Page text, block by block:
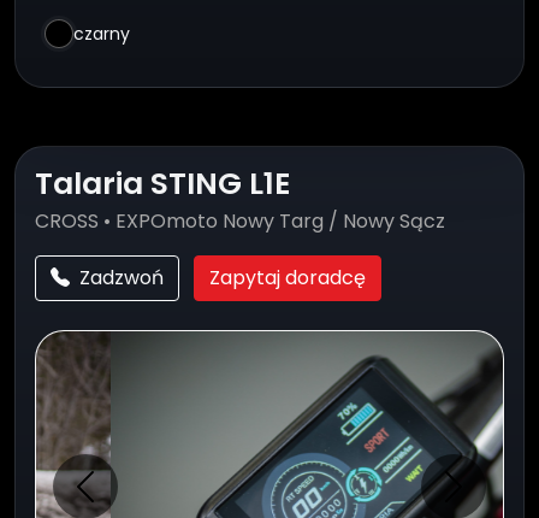
czarny
Talaria STING L1E
CROSS • EXPOmoto Nowy Targ / Nowy Sącz
Zadzwoń Zapytaj doradcę
Poprzednie